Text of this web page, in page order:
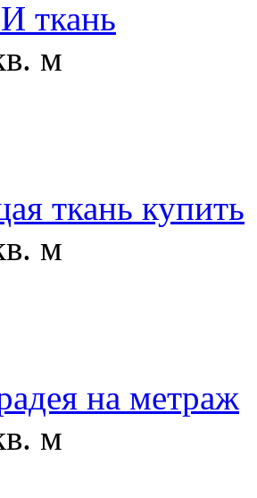
ткань
м
ткань купить
м
на метраж
м